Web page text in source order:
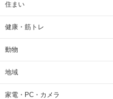
住まい
健康・筋トレ
動物
地域
家電・PC・カメラ